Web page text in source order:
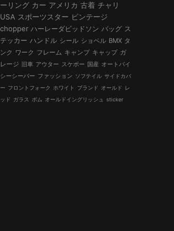
ーリング カー アメリカ 古着 チャリ
USA スポーツスター ビンテージ
chopper ハーレーダビッドソン バッグ ス
テッカー ハンドル シール ショベル BMX タ
ンク ワーク フレーム キャンプ キャップ ガ
レージ
旧車 アウター スケボー 国産 オートバイ
シーシーバー ファッション ソフテイル サイドカバ
ー フロントフォーク ホワイト ブランド オールド レ
ッド ガラス ボム オールドイングリッシュ sticker